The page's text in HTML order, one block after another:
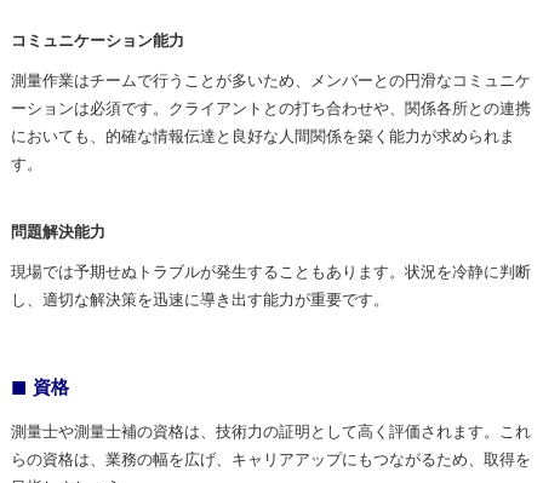
コミュニケーション能力
測量作業はチームで行うことが多いため、メンバーとの円滑なコミュニケ
ーションは必須です。クライアントとの打ち合わせや、関係各所との連携
においても、的確な情報伝達と良好な人間関係を築く能力が求められま
す。
問題解決能力
現場では予期せぬトラブルが発生することもあります。状況を冷静に判断
し、適切な解決策を迅速に導き出す能力が重要です。
資格
測量士や測量士補の資格は、技術力の証明として高く評価されます。これ
らの資格は、業務の幅を広げ、キャリアアップにもつながるため、取得を